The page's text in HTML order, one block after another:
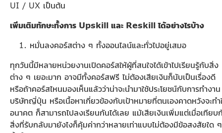
UI / UX เป็นต้น
เพิ่มเติมทักษะทั้งการ Upskill และ Reskill ได้อย่างไรบ้าง
หมั่นลงคอร์สต่าง ๆ ทั้งออนไลน์และทั่วไปอยู่เสมอ
ทุกวันนี้มีหลายหน่วยงานเปิดคอร์สให้ผู้ที่สนใจได้เข้าไปเรียนรู้กับสิ่ง
ต่าง ๆ เยอะมาก อาจมีทั้งคอร์สฟรี ไม่ต้องเสียเงินก็นับเป็นเรื่องดี
หรือถ้าคอร์สไหนมองเห็นแล้วว่าน่าจะนำมาใช้ประโยชน์กับการทำงาน
บริษัทญี่ปุ่น หรือเนื้อหาเกี่ยวข้องกับเป้าหมายที่ตนเองคาดหวังจะทำ
อนาคต ก็สามารถไปลงเรียนกันได้เลย แม้เสียเงินเพิ่มแต่เมื่อเทียบ
สิ่งที่รับกลับมายังไงก็คุ้มค่ากว่าหลายเท่าแบบไม่ต้องมีข้อสงสัยใด ๆ